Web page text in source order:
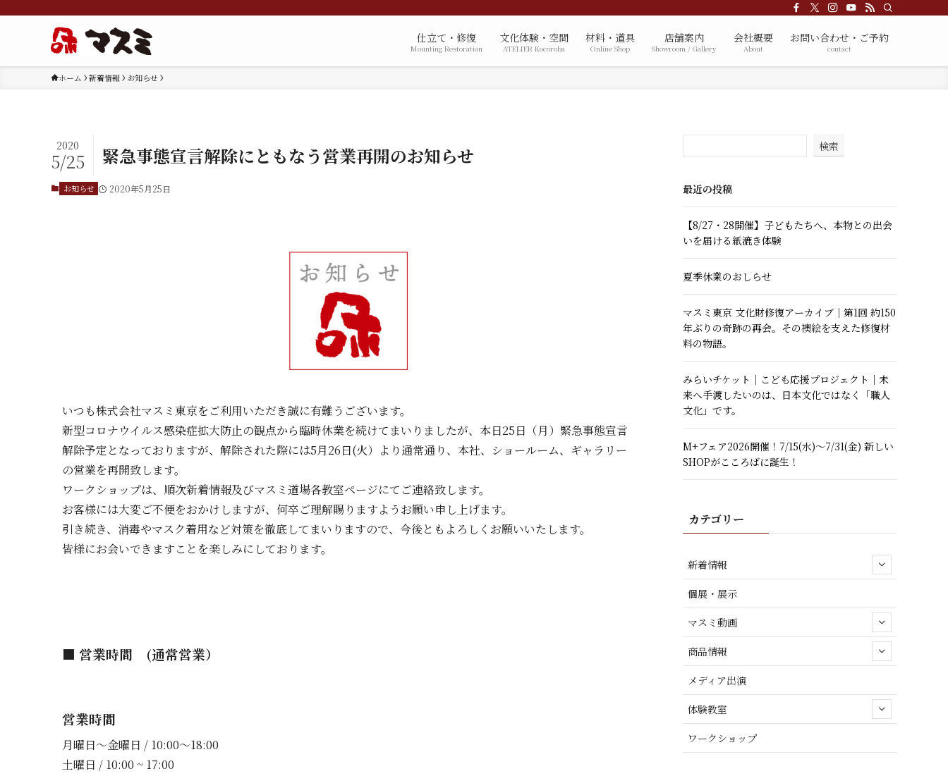
仕立て・修復
Mounting Restoration
文化体験・空間
ATELIER Kocoroba
材料・道具
Online Shop
店舗案内
Showroom / Gallery
会社概要
About
お問い合わせ・ご予約
contact
ホーム 新着情報 お知らせ
緊急事態宣言解除にともなう営業再開のお知らせ
2020
5/25
お知らせ 2020年5月25日
いつも株式会社マスミ東京をご利用いただき誠に有難うございます。
新型コロナウイルス感染症拡大防止の観点から臨時休業を続けてまいりましたが、本日25日（月）緊急事態宣言
解除予定となっておりますが、解除された際には5月26日(火）より通常通り、本社、ショールーム、ギャラリー
の営業を再開致します。
ワークショップは、順次新着情報及びマスミ道場各教室ページにてご連絡致します。
お客様には大変ご不便をおかけしますが、何卒ご理解賜りますようお願い申し上げます。
引き続き、消毒やマスク着用など対策を徹底してまいりますので、今後ともよろしくお願いいたします。
皆様にお会いできますことを楽しみにしております。
■ 営業時間 (通常営業）
営業時間
月曜日〜金曜日 / 10:00〜18:00
土曜日 / 10:00 ~ 17:00
検索
最近の投稿
【8/27・28開催】子どもたちへ、本物との出会
いを届ける紙漉き体験
夏季休業のおしらせ
マスミ東京 文化財修復アーカイブ｜第1回 約150
年ぶりの奇跡の再会。その襖絵を支えた修復材
料の物語。
みらいチケット｜こども応援プロジェクト｜未
来へ手渡したいのは、日本文化ではなく「職人
文化」です。
M+フェア2026開催！7/15(水)～7/31(金) 新しい
SHOPがこころばに誕生！
カテゴリー
新着情報
個展・展示
マスミ動画
商品情報
メディア出演
体験教室
ワークショップ